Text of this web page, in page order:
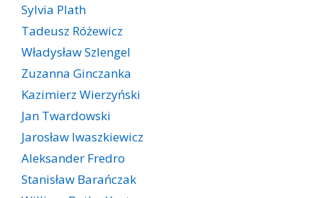
Sylvia Plath
Tadeusz Różewicz
Władysław Szlengel
Zuzanna Ginczanka
Kazimierz Wierzyński
Jan Twardowski
Jarosław Iwaszkiewicz
Aleksander Fredro
Stanisław Barańczak